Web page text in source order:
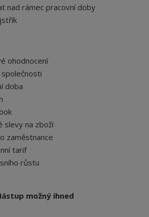
nad rámec pracovní doby
ohodnocení
doba
slevy na zboží
zaměstnance
tarif
růstu
možný ihned